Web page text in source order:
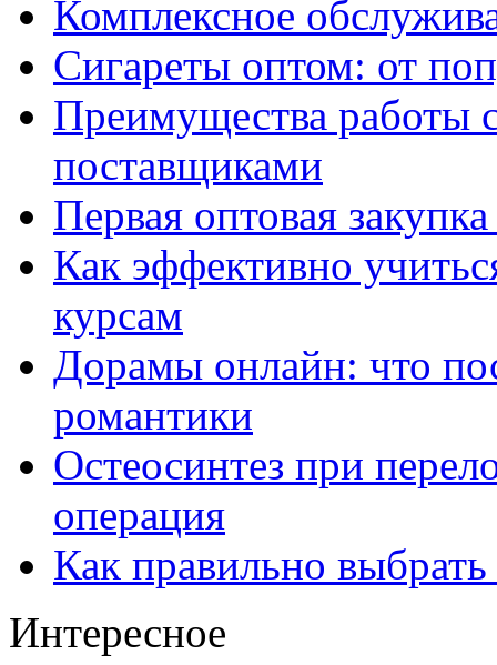
Комплексное
Сигареты оптом: от
Преимущества работы
поставщиками
Первая оптовая
Как эффективно
курсам
Дорамы онлайн: что
романтики
Остеосинтез при
операция
Как правильно
Интересное